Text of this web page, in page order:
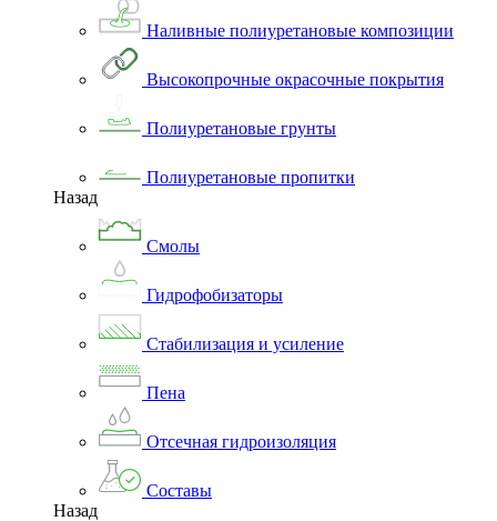
Наливные полиуретановые композиции
Высокопрочные окрасочные покрытия
Полиуретановые грунты
Полиуретановые пропитки
Назад
Смолы
Гидрофобизаторы
Стабилизация и усиление
Пена
Отсечная гидроизоляция
Составы
Назад